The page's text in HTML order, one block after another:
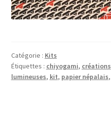
Catégorie : Kits
Étiquettes : chiyogami, créations
lumineuses, kit, papier népalais,